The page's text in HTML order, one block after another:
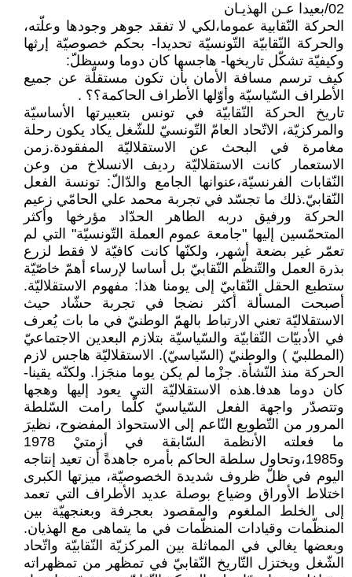
02/بعيدا عـن الهذيـان
الحركة النّقابية عموما،لكي لا تفقد جوهر وجودها وعلّته،
والحركة النّقابيّة التّونسيّة تحديدا- بحكم خصوصيّة إرثها
وكيفيّة تشكّل تاريخها- هاجسها كان دوما وسيظلّ:
كيف ترسم مسافة الأمان بأن تكون مستقلّة عن جميع
الأطراف السّياسيّة وأوّلها الأطراف الحاكمة؟؟ .
تاريخ الحركة النّقابيّة في تونس بتعبيرتها الأساسيّة
والمركزيّة، الاتّحاد العامّ التّونسيّ للشّغل يكاد يكون رحلة
مغامرة في البحث عن الاستقلاليّة المفقودة.زمن
الاستعمار كانت الاستقلاليّة رديف الانسلاخ من وعن
النّقابات الفرنسيّة،عنوانها الجامع والدّالّ: تونسة الفعل
النّقابيّ.ذلك ما تجسّد في تجربة محمد علي الحامّي زعيم
الحركة ورفيق دربه الطاهر الحدّاد مؤرخها وأكثر
المتحمّسين إليها "جامعة عموم العملة التّونسيّة" التي لم
تعمّر غير بضعة أشهر، ولكنّها كانت كافيّة لا فقط لزرع
بذرة العمل والتّنظّم النّقابيّ بل أساسا لإرساء أهمّ خاصّيّة
ستطبع الحقل النّقابيّ إلى يومنا هذا: مفهوم الاستقلاليّة.
أصبحت المسألة أكثر نضجا في تجربة حشّاد حيث
الاستقلاليّة تعني الارتباط بالهمّ الوطنيّ في ما بات يُعرف
في الأدبيّات النّقابيّة والسّياسيّة بتلازم البعدين الاجتماعيّ
(المطلبيّ ) والوطنيّ (السّياسيّ). الاستقلاليّة هاجس لازم
الحركة منذ النّشأة. جزْما لم يكن يوما منجَزا. ولكنّه يقينا-
كان دوما هدفا.هذه الاستقلاليّة التي يعود إليها وهجها
وتتصدّر واجهة الفعل السّياسيّ كلّما رامت السّلطة
المرور من التّطويع النّاعم إلى الاستحواذ المفضوح، نظيرَ
ما فعلته الأنظمة السّابقة في أزمتيْ 1978
و1985،وتحاول سلطة الحاكم بأمره جاهدةً أن تعيد إنتاجه
اليوم في ظلّ ظروف شديدة الخصوصيّة، ميزتها الكبرى
اختلاط الأوراق وضياع بوصلة عديد الأطراف التي تعمد
إلى الخلط الملغوم والمقصود بعجرفة وبعنجهيّة بين
المنظّمات وقيادات المنظّمات في ما يتماهى مع الهذيان.
وبعضها يغالي في المماثلة بين المركزيّة النّقابيّة واتّحاد
الشّغل ويختزل التّاريخ النّقابيّ في تمظهر من تمظهراته